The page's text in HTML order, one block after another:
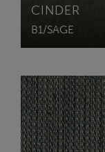
CINDER
B1/SAGE